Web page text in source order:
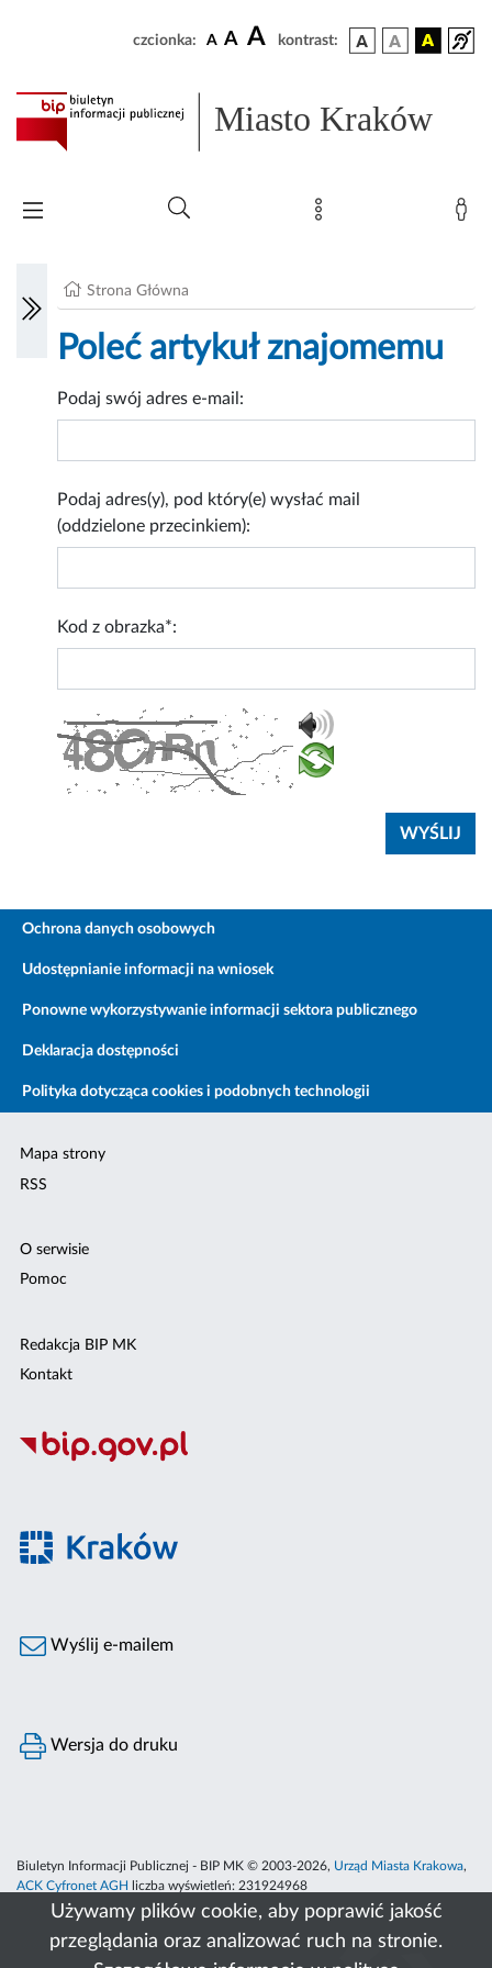
Używamy plików cookie, aby poprawić jakość
przeglądania oraz analizować ruch na stronie.
czcionka: A A A kontrast:
Miasto Kraków
Strona Główna
Poleć artykuł znajomemu
Podaj swój adres e-mail:
Podaj adres(y), pod który(e) wysłać mail
(oddzielone przecinkiem):
Kod z obrazka*:
Ochrona danych osobowych
Udostępnianie informacji na wniosek
Ponowne wykorzystywanie informacji sektora publicznego
Deklaracja dostępności
Polityka dotycząca cookies i podobnych technologii
Mapa strony
RSS
O serwisie
Pomoc
Redakcja BIP MK
Kontakt
Wyślij e-mailem
Wersja do druku
Biuletyn Informacji Publicznej - BIP MK © 2003-2026, Urząd Miasta Krakowa,
ACK Cyfronet AGH
liczba wyświetleń: 231924968